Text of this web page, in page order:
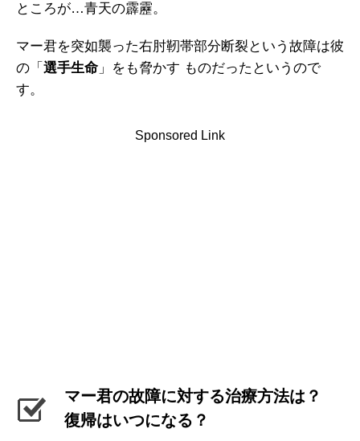
ところが…青天の霹靂。
マー君を突如襲った右肘靭帯部分断裂という故障は彼
の「 選手生命 」をも脅かす ものだったというので
す。
Sponsored Link
マー君の故障に対する治療方法は？
復帰はいつになる？